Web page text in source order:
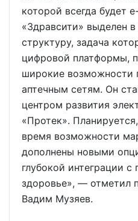
которой всегда будет
«Здравсити» выделен
структуру, задача
цифровой платформы,
широкие возможности
аптечным сетям. Он
центром развития
«Протек».
время возможности
дополнены новыми
глубокой интеграции
здоровье», — отметил
Вадим Музяев.